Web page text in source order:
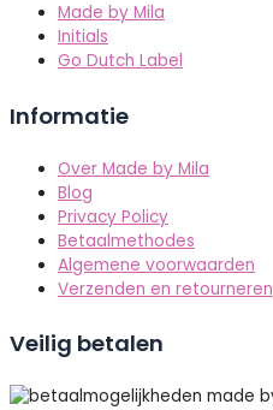
Made by Mila
Initials
Go Dutch Label
Informatie
Over Made by Mila
Blog
Privacy Policy
Betaalmethodes
Algemene voorwaarden
Verzenden en retourneren
Veilig betalen